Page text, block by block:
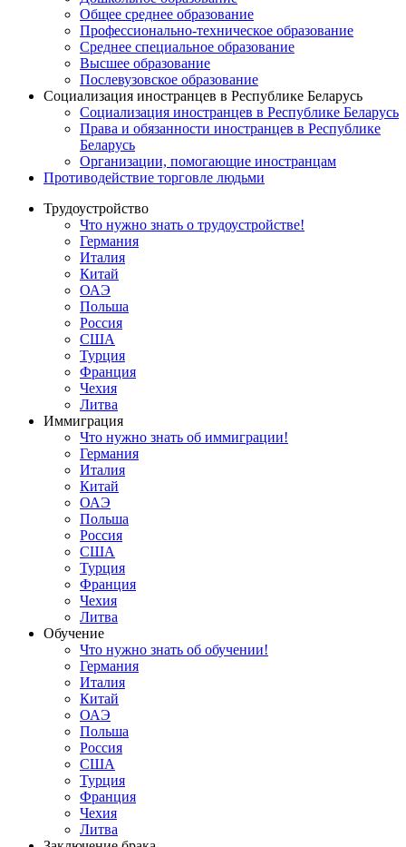
Общее среднее образование
Профессионально-техническое образование
Среднее специальное образование
Высшее образование
Послевузовское образование
Социализация иностранцев в Республике Беларусь
Социализация иностранцев в Республике Беларусь
Права и обязанности иностранцев в Республике
Беларусь
Oрганизации, помогающие иностранцам
Противодействие торговле людьми
Трудоустройство
Что нужно знать о трудоустройстве!
Германия
Италия
Китай
ОАЭ
Польша
Россия
США
Турция
Франция
Чехия
Литва
Иммиграция
Что нужно знать об иммиграции!
Германия
Италия
Китай
ОАЭ
Польша
Россия
США
Турция
Франция
Чехия
Литва
Обучение
Что нужно знать об обучении!
Германия
Италия
Китай
ОАЭ
Польша
Россия
США
Турция
Франция
Чехия
Литва